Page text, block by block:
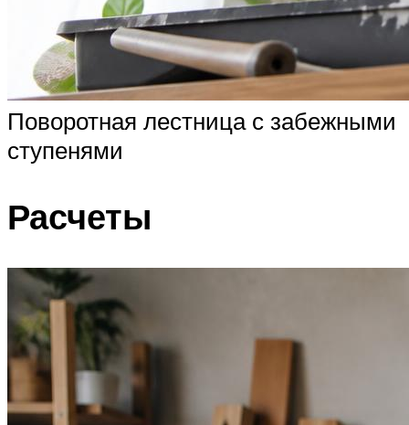
Поворотная лестница с забежными
ступенями
Расчеты